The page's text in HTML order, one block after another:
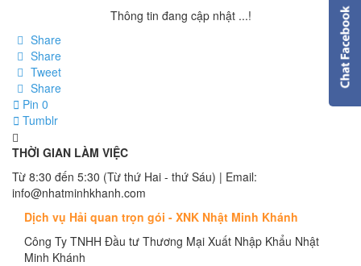
Thông tin đang cập nhật ...!
Share
Share
Tweet
Share
Pin 0
Tumblr
THỜI GIAN LÀM VIỆC
Từ 8:30 đến 5:30 (Từ thứ Hai - thứ Sáu) | Email:
info@nhatminhkhanh.com
Dịch vụ Hải quan trọn gói - XNK Nhật Minh Khánh
Công Ty TNHH Đầu tư Thương Mại Xuất Nhập Khẩu Nhật
Minh Khánh